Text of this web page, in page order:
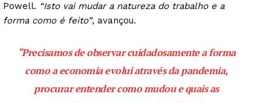
Powell. “Isto vai mudar a natureza do trabalho e a
forma como é feito”, avançou.
“Precisamos de observar cuidadosamente a forma
como a economia evolui através da pandemia,
procurar entender como mudou e quais as